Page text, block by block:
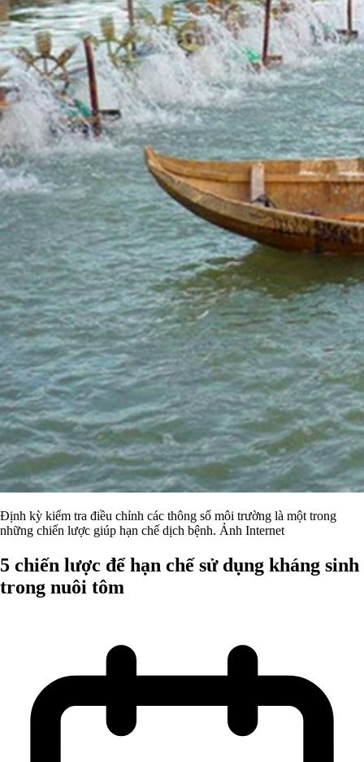
Định kỳ kiểm tra điều chỉnh các thông số môi trường là một trong
những chiến lược giúp hạn chế dịch bệnh. Ảnh Internet
5 chiến lược để hạn chế sử dụng kháng sinh
trong nuôi tôm